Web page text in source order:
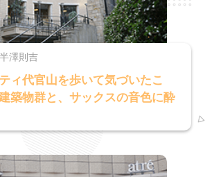
半澤則吉
ィ代官山を歩いて気づいたこ
築物群と、サックスの音色に酔